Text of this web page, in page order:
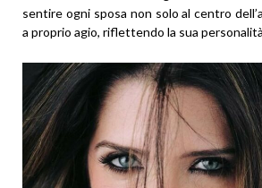
sentire ogni sposa non solo al centro
a proprio agio, riflettendo la sua